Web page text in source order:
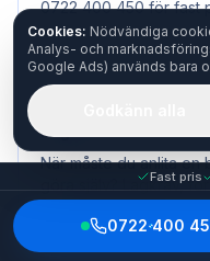
0722 400 450 för fast
När måste man
regler
När måste du anlita
göra själv? Lagkrav,
Fast pris
0722 400
Cookies: Nödvändiga
Analys- och
Google Ads) används bara